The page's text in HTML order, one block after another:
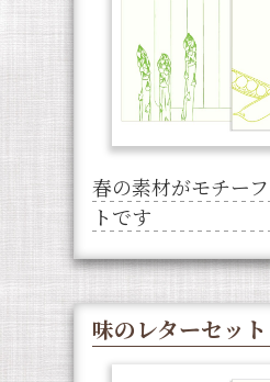
春の素材がモチー
トです
味のレターセット